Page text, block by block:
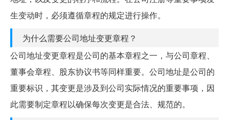
生变动时，必须遵循章程的规定进行操作。
为什么需要公司地址变更章程？
公司地址变更章程是公司的基本章程之一，与公司章程、
董事会章程、股东协议书等同样重要。公司地址是公司的
重要标识，其变更是涉及到公司实际情况的重要事项，因
此需要制定章程以确保每次变更是合法、规范的。